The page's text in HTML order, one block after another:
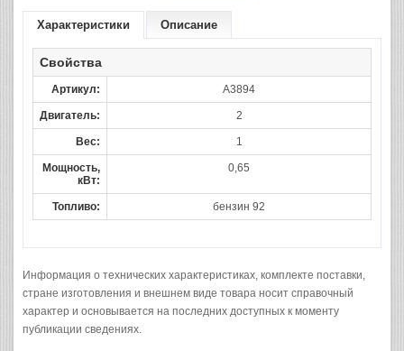
Характеристики Описание
Свойства
Артикул: A3894
Двигатель: 2
Вес: 1
Мощность,
кВт:
0,65
Топливо: бензин 92
Информация о технических характеристиках, комплекте поставки,
стране изготовления и внешнем виде товара носит справочный
характер и основывается на последних доступных к моменту
публикации сведениях.